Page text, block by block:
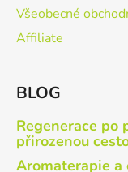
Všeobecné
Affiliate
BLOG
Regenerace po
přirozenou
Aromaterapie